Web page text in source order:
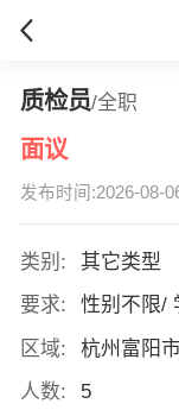
质检员/全职
面议
发布时间:2026-08-
类别:
其它类型
要求:
性别不限/
区域:
杭州富阳
人数:
5